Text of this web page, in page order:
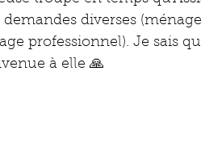
diverses
professionnel). Je sais
à elle 🙏